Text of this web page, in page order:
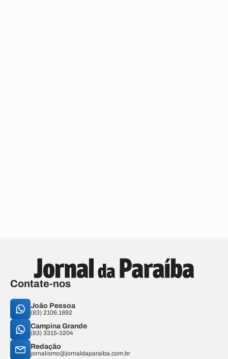
Contate-nos
João Pessoa
(83) 2106.1892
Campina Grande
(83) 3315-3204
Redação
jornalismo@jornaldaparaiba.com.br